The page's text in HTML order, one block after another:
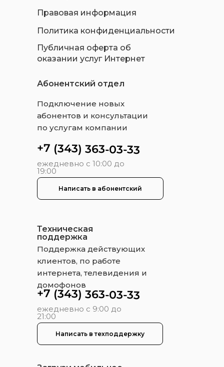
Политика конфиденциальности
Публичная оферта об
оказании услуг Интернет
Правовая информация
Написать в абонентский
Подключение новых
абонентов и консультации
по услугам компании
+7 (343) 363-03-33
ежедневно с 10:00 до
19:00
Абонентский отдел
Написать в техподдержку
Техническая
поддержка
+7 (343) 363-03-33
ежедневно с 9:00 до
21:00
Поддержка действующих
клиентов, по работе
интернета, телевидения и
домофонов